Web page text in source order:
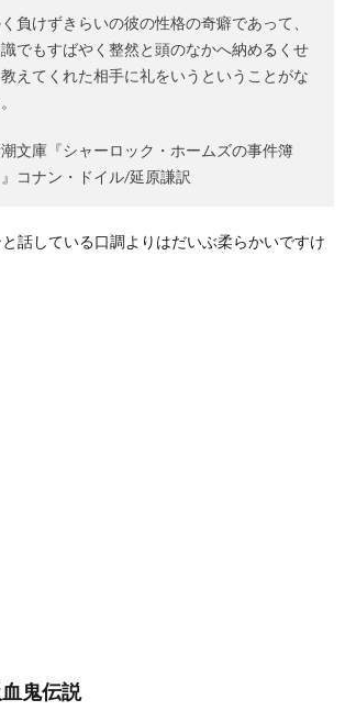
負けずきらいの彼の性格の奇癖であって、
でもすばやく整然と頭のなかへ納めるくせ
えてくれた相手に礼をいうということがな
文庫『シャーロック・ホームズの事件簿
』コナン・ドイル/延原謙訳
話している口調よりはだいぶ柔らかいですけ
鬼伝説